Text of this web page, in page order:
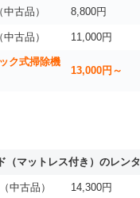
古品） 8,800円
古品） 11,000円
ク式掃除機
13,000円～
（マットレス付き）のレン
中古品） 14,300円